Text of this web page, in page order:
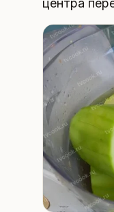
центра